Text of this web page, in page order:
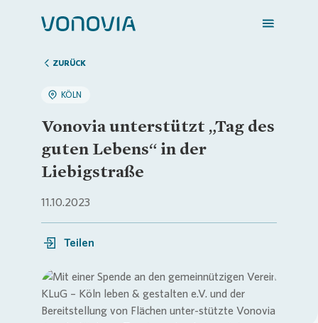
Zuhause finden
Mein Zuhause
Meine Stadt
Login
ZURÜCK
KÖLN
Vonovia unterstützt „Tag des
guten Lebens“ in der
Liebigstraße
11.10.2023
Teilen